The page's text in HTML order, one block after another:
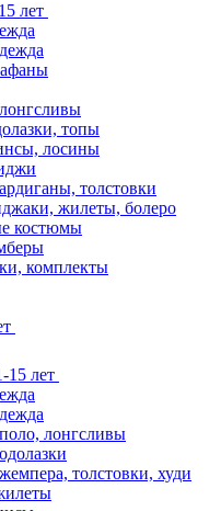
лет
топы
лосины
толстовки
жилеты, болеро
костюмы
комплекты
15 лет
лонгсливы
толстовки, худи